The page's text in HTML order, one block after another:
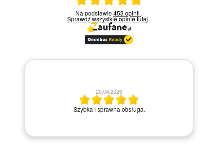
Ocena średnia 5 na 5
Na podstawie453 opinii .
Sprawdź wszystkie opinietutaj .
20.04.2026
Szybka i sprawna obsługa.